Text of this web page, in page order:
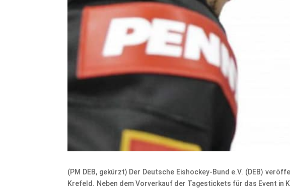
(PM DEB, gekürzt) Der Deutsche Eishockey-Bund e.V. (DEB)
Krefeld. Neben dem Vorverkauf der Tagestickets für das Event